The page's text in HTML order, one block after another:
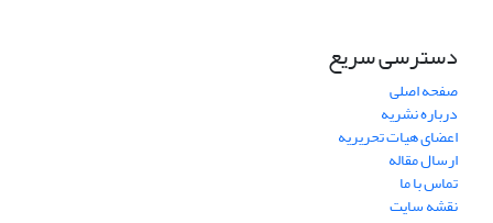
دسترسی سریع
صفحه اصلی
درباره نشریه
اعضای هیات تحریریه
ارسال مقاله
تماس با ما
نقشه سایت